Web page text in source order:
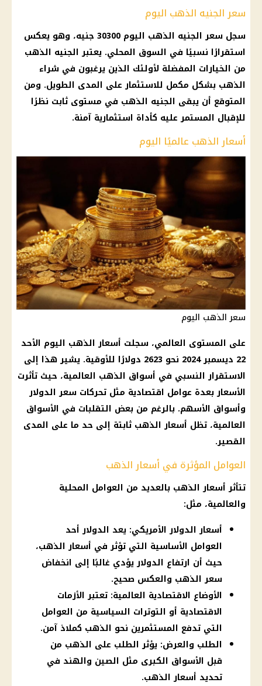
سعر الجنيه الذهب اليوم
سجل سعر الجنيه الذهب اليوم 30300 جنيه، وهو يعكس
استقرارًا نسبيًا في السوق المحلي. يعتبر الجنيه الذهب
من الخيارات المفضلة لأولئك الذين يرغبون في شراء
الذهب بشكل مكمل للاستثمار على المدى الطويل. ومن
المتوقع أن يبقى الجنيه الذهب في مستوى ثابت نظرًا
للإقبال المستمر عليه كأداة استثمارية آمنة.
أسعار الذهب عالميًا اليوم
سعر الذهب اليوم
على المستوى العالمي، سجلت أسعار الذهب اليوم الأحد
22 ديسمبر 2024 نحو 2623 دولارًا للأوقية. يشير هذا إلى
الاستقرار النسبي في أسواق الذهب العالمية، حيث تأثرت
الأسعار بعدة عوامل اقتصادية مثل تحركات سعر الدولار
وأسواق الأسهم. بالرغم من بعض التقلبات في الأسواق
العالمية، تظل أسعار الذهب ثابتة إلى حد ما على المدى
القصير.
العوامل المؤثرة في أسعار الذهب
تتأثر أسعار الذهب بالعديد من العوامل المحلية
والعالمية، مثل:
أسعار الدولار الأمريكي: يعد الدولار أحد
العوامل الأساسية التي تؤثر في أسعار الذهب،
حيث أن ارتفاع الدولار يؤدي غالبًا إلى انخفاض
سعر الذهب والعكس صحيح.
الأوضاع الاقتصادية العالمية: تعتبر الأزمات
الاقتصادية أو التوترات السياسية من العوامل
التي تدفع المستثمرين نحو الذهب كملاذ آمن.
الطلب والعرض: يؤثر الطلب على الذهب من
قبل الأسواق الكبرى مثل الصين والهند في
تحديد أسعار الذهب.